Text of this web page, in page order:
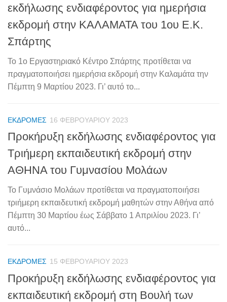
εκδήλωσης ενδιαφέροντος για ημερήσια
εκδρομή στην ΚΑΛΑΜΑΤΑ του 1ου Ε.Κ.
Σπάρτης
Το 1ο Εργαστηριακό Κέντρο Σπάρτης προτίθεται να
πραγματοποιήσει ημερήσια εκδρομή στην Καλαμάτα την
Πέμπτη 9 Μαρτίου 2023. Γι’ αυτό το...
ΕΚΔΡΟΜΈΣ 16 ΦΕΒΡΟΥΑΡΊΟΥ 2023
Προκήρυξη εκδήλωσης ενδιαφέροντος για
Τριήμερη εκπαιδευτική εκδρομή στην
ΑΘΗΝΑ του Γυμνασίου Μολάων
Το Γυμνάσιο Μολάων προτίθεται να πραγματοποιήσει
τριήμερη εκπαιδευτική εκδρομή μαθητών στην Αθήνα από
Πέμπτη 30 Μαρτίου έως Σάββατο 1 Απριλίου 2023. Γι’
αυτό...
ΕΚΔΡΟΜΈΣ 15 ΦΕΒΡΟΥΑΡΊΟΥ 2023
Προκήρυξη εκδήλωσης ενδιαφέροντος για
εκπαιδευτική εκδρομή στη Βουλή των